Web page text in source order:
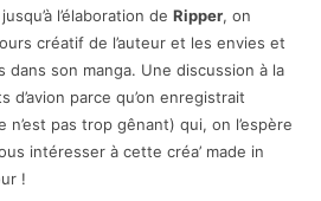
jusqu’à l’élaboration de Ripper, on
créatif de l’auteur et les envies et
dans son manga. Une discussion à la
parce qu’on enregistrait
pas trop gênant) qui, on l’espère
intéresser à cette créa’ made in
!